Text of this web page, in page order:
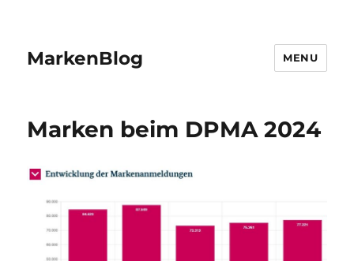
MarkenBlog MENU
Marken beim DPMA 2024